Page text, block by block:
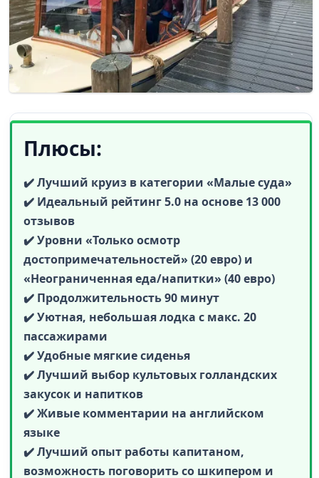
Плюсы:
✔️ Лучший круиз в категории «Малые суда»
✔️ Идеальный рейтинг 5.0 на основе 13 000
отзывов
✔️ Уровни «Только осмотр
достопримечательностей» (20 евро) и
«Неограниченная еда/напитки» (40 евро)
✔️ Продолжительность 90 минут
✔️ Уютная, небольшая лодка с макс. 20
пассажирами
✔️ Удобные мягкие сиденья
✔️ Лучший выбор культовых голландских
закусок и напитков
✔️ Живые комментарии на английском
языке
✔️ Лучший опыт работы капитаном,
возможность поговорить со шкипером и